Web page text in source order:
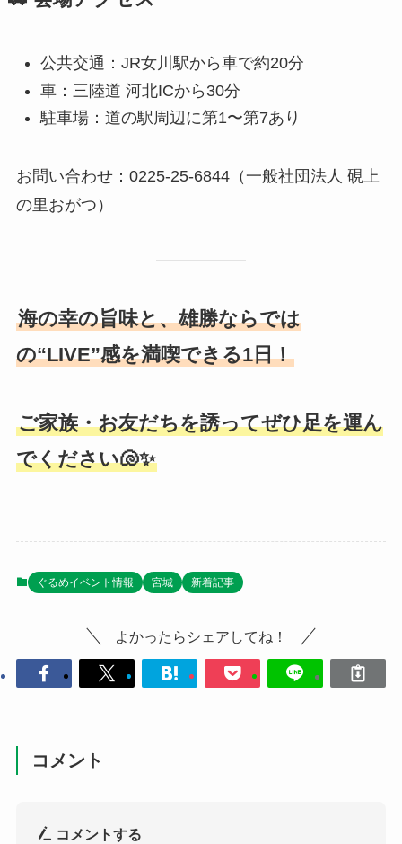
公共交通：JR女川駅から車で約20分
車：三陸道 河北ICから30分
駐車場：道の駅周辺に第1〜第7あり
お問い合わせ：0225-25-6844（一般社団法人 硯上
の里おがつ）
海の幸の旨味と、雄勝ならでは
の“LIVE”感を満喫できる1日！
ご家族・お友だちを誘ってぜひ足を運ん
でください🐚✨
ぐるめイベント情報 宮城 新着記事
よかったらシェアしてね！
コメント
コメントする